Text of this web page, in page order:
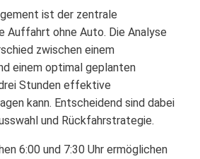
ist der zentrale
Auffahrt ohne Auto. Die Analyse
zwischen einem
einem optimal geplanten
Stunden effektive
kann. Entscheidend sind dabei
und Rückfahrstrategie.
6:00 und 7:30 Uhr ermöglichen